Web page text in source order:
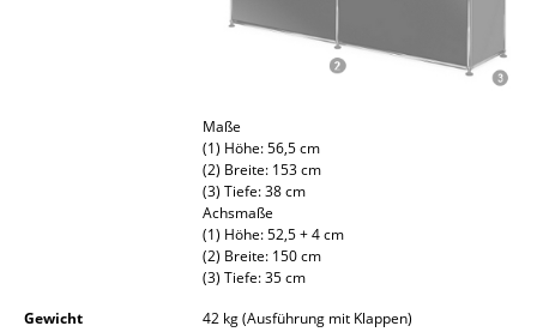
Outdoor-Leuchten
Maße
(1) Höhe: 56,5 cm
(2) Breite: 153 cm
(3) Tiefe: 38 cm
Achsmaße
(1) Höhe: 52,5 + 4 cm
(2) Breite: 150 cm
(3) Tiefe: 35 cm
Gewicht
42 kg (Ausführung mit Klappen)